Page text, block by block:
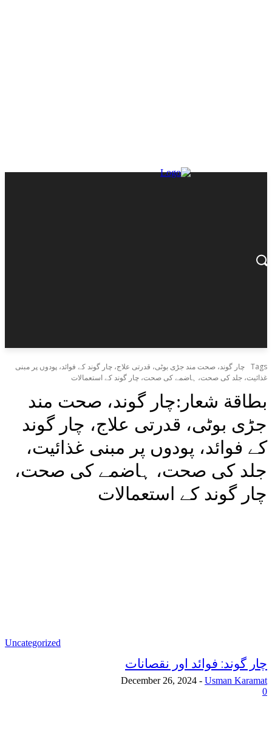
Tags چار گوند، صحت مند جڑی بوٹی، قدرتی علاج، چار گوند کے فوائد، پودوں پر مبنی
غذائیت، جلد کی صحت، ہاضمے کی صحت، چار گوند کے استعمالات
بطاقة شعار:چار گوند، صحت مند
جڑی بوٹی، قدرتی علاج، چار گوند
کے فوائد، پودوں پر مبنی غذائیت،
جلد کی صحت، ہاضمے کی صحت،
چار گوند کے استعمالات
Uncategorized
چار گوند: فوائد اور نقصانات
Usman Karamat
-
December 26, 2024
0